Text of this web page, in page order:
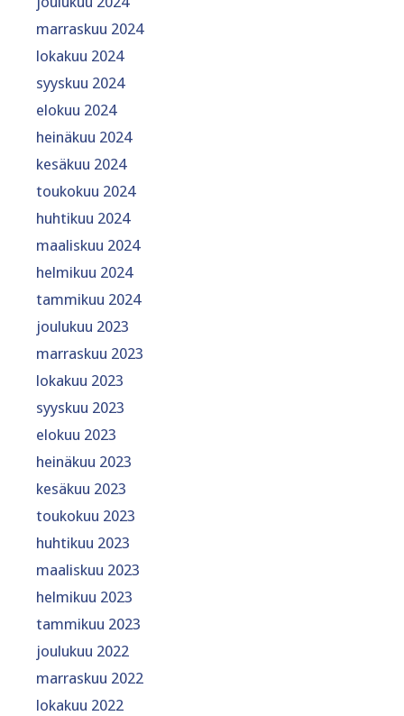
marraskuu 2024
lokakuu 2024
syyskuu 2024
elokuu 2024
heinäkuu 2024
kesäkuu 2024
toukokuu 2024
huhtikuu 2024
maaliskuu 2024
helmikuu 2024
tammikuu 2024
joulukuu 2023
marraskuu 2023
lokakuu 2023
syyskuu 2023
elokuu 2023
heinäkuu 2023
kesäkuu 2023
toukokuu 2023
huhtikuu 2023
maaliskuu 2023
helmikuu 2023
tammikuu 2023
joulukuu 2022
marraskuu 2022
lokakuu 2022